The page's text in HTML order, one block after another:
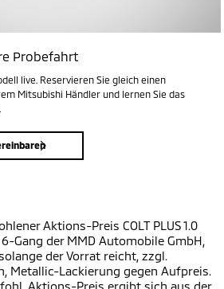
Probefahrt
live. Reservieren Sie gleich einen
Mitsubishi Händler und lernen Sie das
Aktions-Preis COLT PLUS 1.0
6-Gang der MMD Automobile GmbH,
der Vorrat reicht, zzgl.
Metallic-Lackierung gegen Aufpreis.
Aktions-Preis ergibt sich aus der